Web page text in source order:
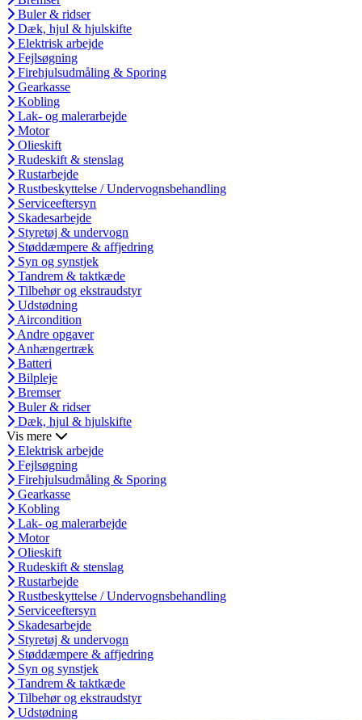
Buler & ridser
Dæk, hjul & hjulskifte
Elektrisk arbejde
Fejlsøgning
Firehjulsudmåling & Sporing
Gearkasse
Kobling
Lak- og malerarbejde
Motor
Olieskift
Rudeskift & stenslag
Rustarbejde
Rustbeskyttelse / Undervognsbehandling
Serviceeftersyn
Skadesarbejde
Styretøj & undervogn
Støddæmpere & affjedring
Syn og synstjek
Tandrem & taktkæde
Tilbehør og ekstraudstyr
Udstødning
Aircondition
Andre opgaver
Anhængertræk
Batteri
Bilpleje
Bremser
Buler & ridser
Dæk, hjul & hjulskifte
Vis mere
Elektrisk arbejde
Fejlsøgning
Firehjulsudmåling & Sporing
Gearkasse
Kobling
Lak- og malerarbejde
Motor
Olieskift
Rudeskift & stenslag
Rustarbejde
Rustbeskyttelse / Undervognsbehandling
Serviceeftersyn
Skadesarbejde
Styretøj & undervogn
Støddæmpere & affjedring
Syn og synstjek
Tandrem & taktkæde
Tilbehør og ekstraudstyr
Udstødning